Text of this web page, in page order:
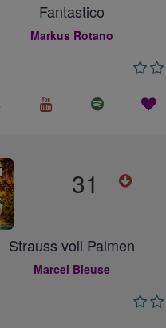
Fantastico
Markus Rotano
31
Strauss voll Palmen
Marcel Bleuse